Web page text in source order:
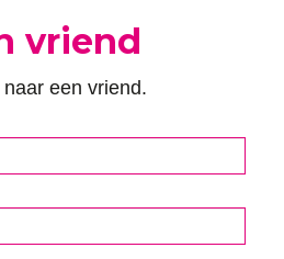
vriend
een vriend.